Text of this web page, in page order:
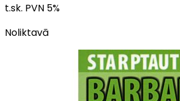
t.sk. PVN 5%
Noliktavā